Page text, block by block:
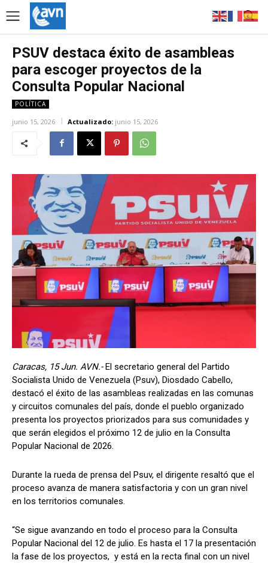
PSUV destaca éxito de asambleas
para escoger proyectos de la
Consulta Popular Nacional
POLÍTICA
junio 15, 2026 Actualizado: junio 15, 2026
Caracas, 15 Jun. AVN.-El secretario general del Partido
Socialista Unido de Venezuela (Psuv), Diosdado Cabello,
destacó el éxito de las asambleas realizadas en las comunas
y circuitos comunales del país, donde el pueblo organizado
presenta los proyectos priorizados para sus comunidades y
que serán elegidos el próximo 12 de julio en la Consulta
Popular Nacional de 2026.
Durante la rueda de prensa del Psuv, el dirigente resaltó que el
proceso avanza de manera satisfactoria y con un gran nivel
en los territorios comunales.
“Se sigue avanzando en todo el proceso para la Consulta
Popular Nacional del 12 de julio. Es hasta el 17 la presentación
la fase de los proyectos, y está en la recta final con un nivel